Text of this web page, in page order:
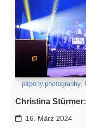
pitpony.photography,
Christina
16. März 2024